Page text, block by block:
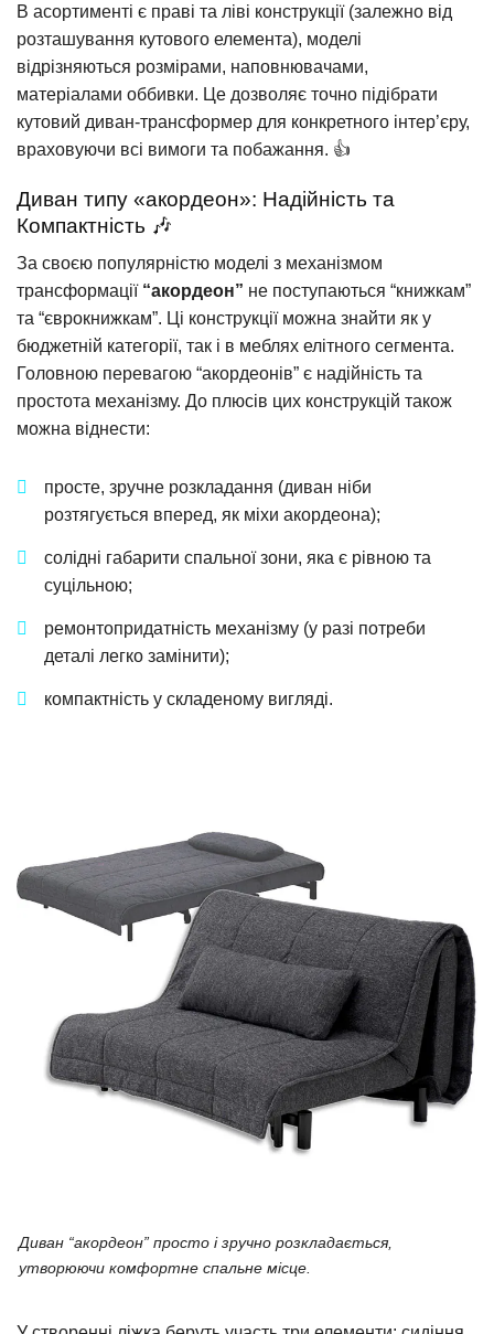
В асортименті є праві та ліві конструкції (залежно від
розташування кутового елемента), моделі
відрізняються розмірами, наповнювачами,
матеріалами оббивки. Це дозволяє точно підібрати
кутовий диван-трансформер для конкретного інтер’єру,
враховуючи всі вимоги та побажання. 👍
Диван типу «акордеон»: Надійність та
Компактність 🎶
За своєю популярністю моделі з механізмом
трансформації “акордеон” не поступаються “книжкам”
та “єврокнижкам”. Ці конструкції можна знайти як у
бюджетній категорії, так і в меблях елітного сегмента.
Головною перевагою “акордеонів” є надійність та
простота механізму. До плюсів цих конструкцій також
можна віднести:
просте, зручне розкладання (диван ніби
розтягується вперед, як міхи акордеона);
солідні габарити спальної зони, яка є рівною та
суцільною;
ремонтопридатність механізму (у разі потреби
деталі легко замінити);
компактність у складеному вигляді.
Диван “акордеон” просто і зручно розкладається,
утворюючи комфортне спальне місце.